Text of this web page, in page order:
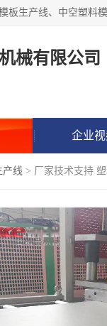
械有限公司
企业
产线 > 厂家技术支持